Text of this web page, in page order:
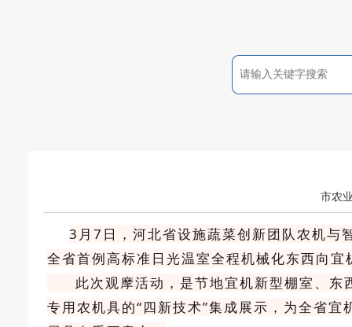
市农
3月7日，河北省设施蔬菜创新团队农机与
全省首例高标准日光温室全程机械化东西向
此次观摩活动，是节地宜机新型棚室、东
专用农机具的“四新技术”集成展示，为全省